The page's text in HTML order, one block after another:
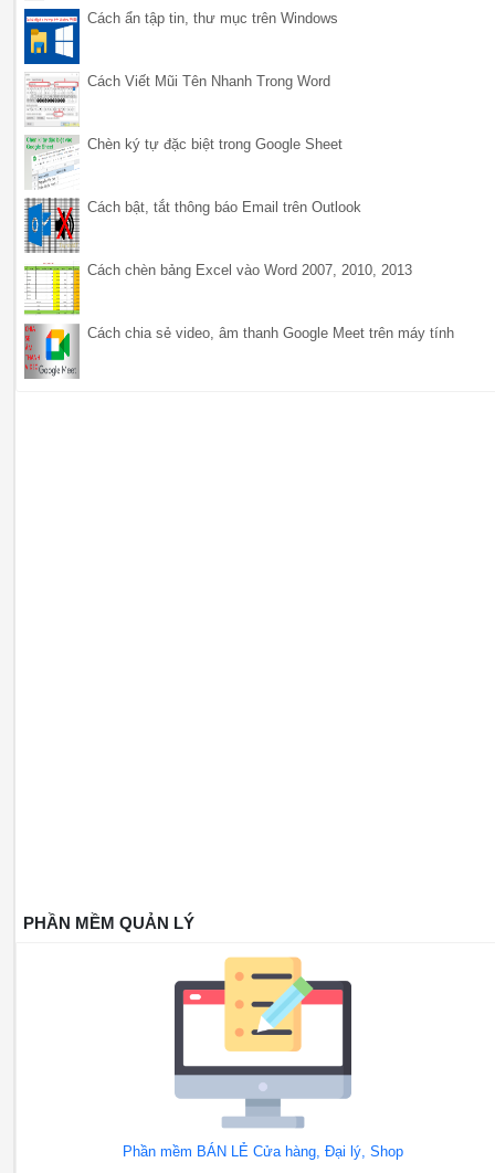
Cách ẩn tập tin, thư mục trên Windows
Cách Viết Mũi Tên Nhanh Trong Word
Chèn ký tự đặc biệt trong Google Sheet
Cách bật, tắt thông báo Email trên Outlook
Cách chèn bảng Excel vào Word 2007, 2010, 2013
Cách chia sẻ video, âm thanh Google Meet trên máy tính
PHẦN MỀM QUẢN LÝ
Phần mềm BÁN LẺ Cửa hàng, Đại lý, Shop